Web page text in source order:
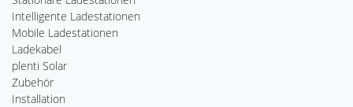
Intelligente Ladestationen
Mobile Ladestationen
Ladekabel
plenti Solar
Zubehör
Installation